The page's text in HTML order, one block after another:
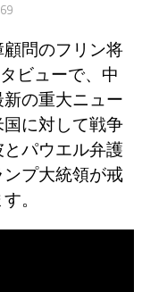
問のフリン将
ビューで、中
の重大ニュー
に対して戦争
パウエル弁護
プ大統領が戒
。